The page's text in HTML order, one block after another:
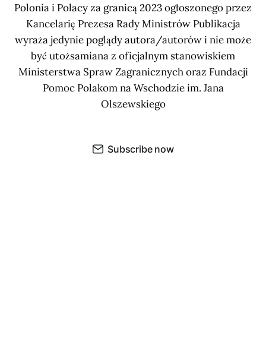
Polonia i Polacy za granicą 2023 ogłoszonego przez
Kancelarię Prezesa Rady Ministrów Publikacja
wyraża jedynie poglądy autora/autorów i nie może
być utożsamiana z oficjalnym stanowiskiem
Ministerstwa Spraw Zagranicznych oraz Fundacji
Pomoc Polakom na Wschodzie im. Jana
Olszewskiego
Subscribe now